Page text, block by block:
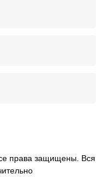
права защищены. Вся